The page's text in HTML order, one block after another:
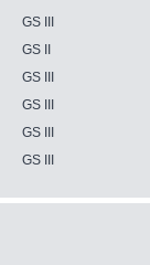
GS III
GS II
GS III
GS III
GS III
GS III